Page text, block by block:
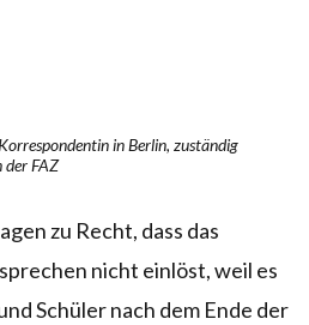
in Berlin, zuständig
der FAZ
zu Recht, dass das
nicht einlöst, weil es
Schüler nach dem Ende der